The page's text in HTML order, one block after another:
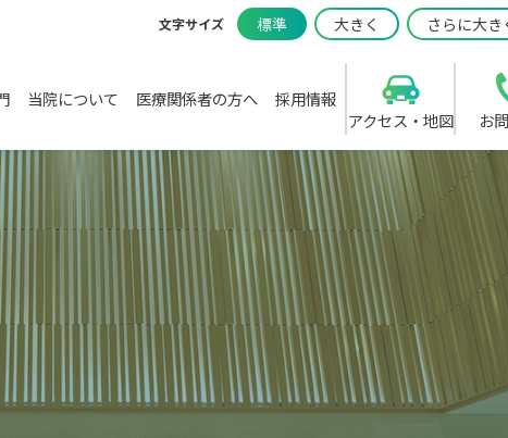
文字サイズ 標準 大きく さらに大き
当院について 医療関係者の方へ
採用情報
アクセス・地図
お